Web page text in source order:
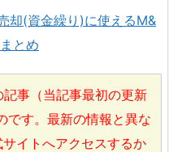
却(資金繰り)に使えるM&
とめ
事（当記事最初の更新
す。最新の情報と異な
イトへアクセスするか